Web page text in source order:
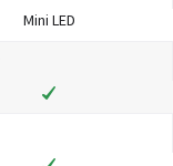
Mini LED